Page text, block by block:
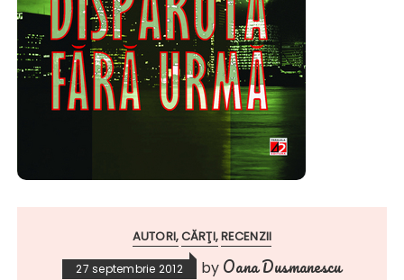
AUTORI CĂRŢI RECENZII
27 septembrie 2012 by Oana Dusmanescu